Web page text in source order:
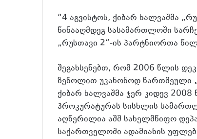
“4 აგვისტოს, ქიბარ ხალვაშმა
წინააღმდეგ სასამართლოში
„რუსთავი 2“-ის პარტნიორთა
შეგახსენებთ, რომ 2006 წლის
ზეწოლით უკანონოდ წართმეული
ქიბარ ხალვაშმა ჯერ კიდევ
პროკურატურას სისხლის
აღწერილია აშშ სახელმწიფო
საქართველოში ადამიანის